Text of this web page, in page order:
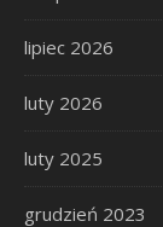
lipiec 2026
luty 2026
luty 2025
grudzień 2023